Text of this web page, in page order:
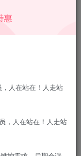
惠
人在站在！人走站
，人在站在！人走站